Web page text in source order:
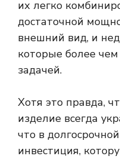
их легко
достаточной
внешний вид, и
которые более
задачей.
Хотя это правда,
изделие всегда
что в
инвестиция,